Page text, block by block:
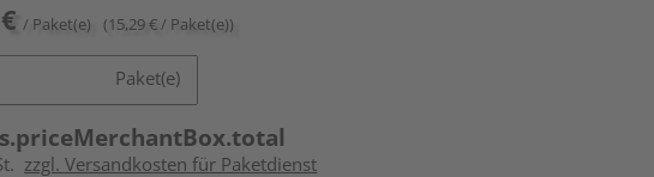
/ Paket(e) (15,29 € / Paket(e))
Paket(e)
zzgl. Versandkosten für Paketdienst